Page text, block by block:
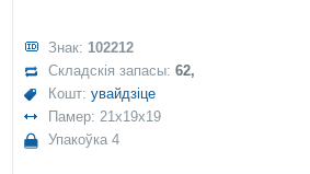
Знак: 102212
Складскія запасы:62,
Кошт:увайдзіце
Памер: 21x19x19
Упакоўка 4